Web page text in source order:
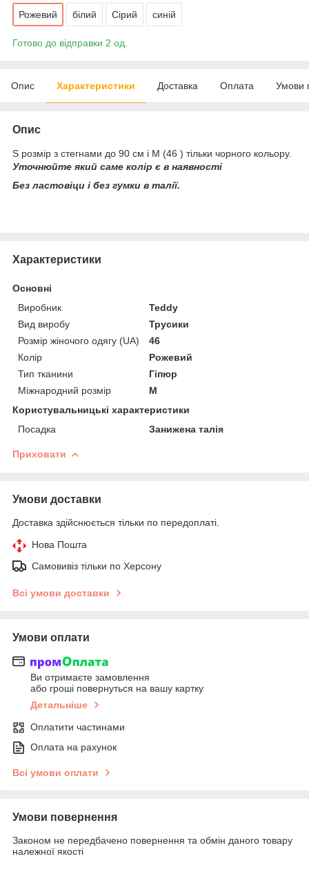
Рожевий білий Сірий синій
Готово до відправки 2 од.
Опис Характеристики Доставка Оплата Умови
Опис
S розмір з стегнами до 90 см і М (46 ) тільки чорного кольору.
Уточнюйте який саме колір є в наявності
Без ластовіци і без гумки в талії.
Характеристики
Основні
Виробник
Teddy
Вид виробу
Трусики
Розмір жіночого одягу (UA)
46
Колір
Рожевий
Тип тканини
Гіпюр
Міжнародний розмір
M
Користувальницькі характеристики
Посадка
Занижена талія
Приховати
Умови доставки
Доставка здійснюється тільки по передоплаті.
Нова Пошта
Самовивіз тільки по Херсону
Всі умови доставки
Умови оплати
Ви отримаєте замовлення
або гроші повернуться на вашу картку
Детальніше
Оплатити частинами
Оплата на рахунок
Всі умови оплати
Умови повернення
Законом не передбачено повернення та обмін даного товару
належної якості